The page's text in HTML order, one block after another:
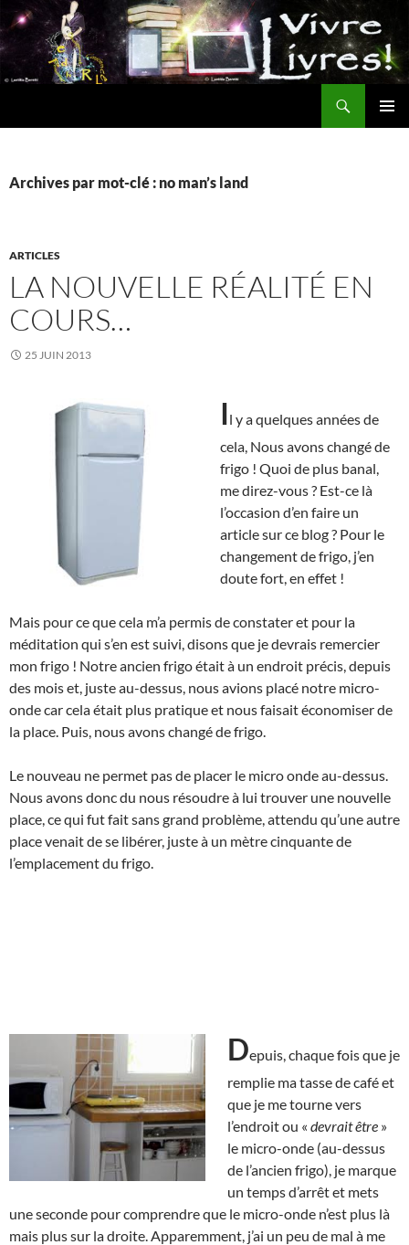
Aller
au
contenu
Archives par mot-clé : no man’s land
ARTICLES
LA NOUVELLE RÉALITÉ EN
COURS…
25 JUIN 2013
Il y a quelques années de
cela, Nous avons changé de
frigo ! Quoi de plus banal,
me direz-vous ? Est-ce là
l’occasion d’en faire un
article sur ce blog ? Pour le
changement de frigo, j’en
doute fort, en effet !
Mais pour ce que cela m’a permis de constater et pour la
méditation qui s’en est suivi, disons que je devrais remercier
mon frigo ! Notre ancien frigo était à un endroit précis, depuis
des mois et, juste au-dessus, nous avions placé notre micro-
onde car cela était plus pratique et nous faisait économiser de
la place. Puis, nous avons changé de frigo.
Le nouveau ne permet pas de placer le micro onde au-dessus.
Nous avons donc du nous résoudre à lui trouver une nouvelle
place, ce qui fut fait sans grand problème, attendu qu’une autre
place venait de se libérer, juste à un mètre cinquante de
l’emplacement du frigo.
Depuis, chaque fois que je
remplie ma tasse de café et
que je me tourne vers
l’endroit ou « devrait être »
le micro-onde (au-dessus
de l’ancien frigo), je marque
un temps d’arrêt et mets
une seconde pour comprendre que le micro-onde n’est plus là
mais plus sur la droite. Apparemment, j’ai un peu de mal à me